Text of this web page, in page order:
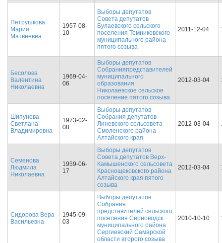
Петрушкова
Мария
Матвеевна
1957-08-
10
Выборы депутатов
Совета депутатов
Булаевского сельского
поселения Темниковского
муниципального района
пятого созыва
2011-12-04
Бесолова
Валентина
Николаевна
1969-04-
06
Выборы депутатов
Собранияпредставителей
муниципального
образования
Николаевское сельское
поселение пятого созыва
2012-03-04
Шипунова
Светлана
Владимировна
1973-02-
08
Выборы депутатов
Собрания депутатов
Линевского сельсовета
Смоленского района
Алтайского края
2012-03-04
Семенова
Людмила
Николаевна
1959-06-
17
Выборы депутатов
Совета депутатов Верх-
Камышенского сельсовета
Краснощековского района
Алтайского края пятого
созыва
2012-03-04
Сидорова Вера
Васильевна
1945-09-
03
Выборы депутатов
Собрания
представителей сельского
поселения Серноводск
муниципального района
Сергиевский Самарской
области второго созыва
2010-10-10